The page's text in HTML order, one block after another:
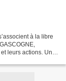
à la libre
leurs actions. Un